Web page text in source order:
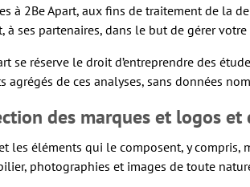
à 2Be Apart, aux fins de traitement de la
à ses partenaires, dans le but de gérer
se réserve le droit d’entreprendre des
agrégés de ces analyses, sans données
des marques et logos
les éléments qui le composent, y compris,
photographies et images de toute